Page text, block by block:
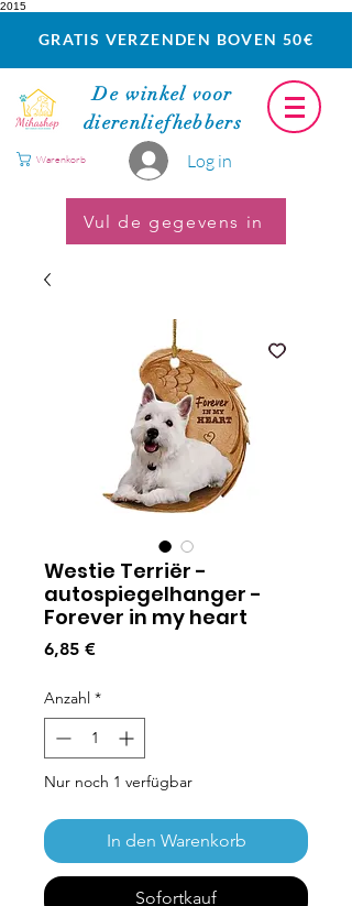
2015
GRATIS VERZENDEN BOVEN 50€
De winkel voor
dierenliefhebbers
Log in
Warenkorb
Vul de gegevens in
Westie Terriër -
autospiegelhanger -
Forever in my heart
6,85 €Preis
Anzahl *
Nur noch 1 verfügbar
In den Warenkorb
Sofortkauf